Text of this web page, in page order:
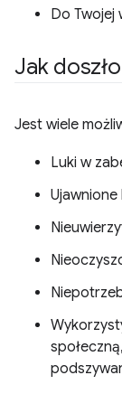
Do Twojej
Jak
Jest wiele
Luki w